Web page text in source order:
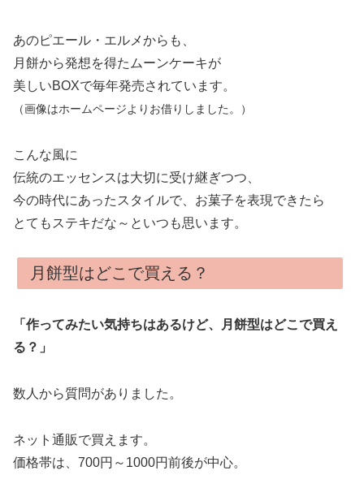
あのピエール・エルメからも、
月餅から発想を得たムーンケーキが
美しいBOXで毎年発売されています。
（画像はホームページよりお借りしました。）
こんな風に
伝統のエッセンスは大切に受け継ぎつつ、
今の時代にあったスタイルで、お菓子を表現できたら
とてもステキだな～といつも思います。
月餅型はどこで買える？
「作ってみたい気持ちはあるけど、月餅型はどこで買え
る？」
数人から質問がありました。
ネット通販で買えます。
価格帯は、700円～1000円前後が中心。